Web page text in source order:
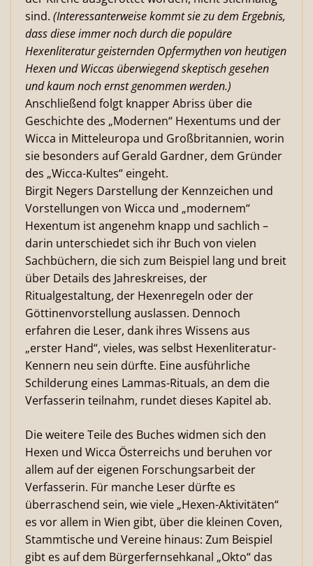
sind. (Interessanterweise kommt sie zu dem Ergebnis,
dass diese immer noch durch die populäre
Hexenliteratur geisternden Opfermythen von heutigen
Hexen und Wiccas überwiegend skeptisch gesehen
und kaum noch ernst genommen werden.)
Anschließend folgt knapper Abriss über die
Geschichte des „Modernen“ Hexentums und der
Wicca in Mitteleuropa und Großbritannien, worin
sie besonders auf Gerald Gardner, dem Gründer
des „Wicca-Kultes“ eingeht.
Birgit Negers Darstellung der Kennzeichen und
Vorstellungen von Wicca und „modernem“
Hexentum ist angenehm knapp und sachlich –
darin unterschiedet sich ihr Buch von vielen
Sachbüchern, die sich zum Beispiel lang und breit
über Details des Jahreskreises, der
Ritualgestaltung, der Hexenregeln oder der
Göttinenvorstellung auslassen. Dennoch
erfahren die Leser, dank ihres Wissens aus
„erster Hand“, vieles, was selbst Hexenliteratur-
Kennern neu sein dürfte. Eine ausführliche
Schilderung eines Lammas-Rituals, an dem die
Verfasserin teilnahm, rundet dieses Kapitel ab.
Die weitere Teile des Buches widmen sich den
Hexen und Wicca Österreichs und beruhen vor
allem auf der eigenen Forschungsarbeit der
Verfasserin. Für manche Leser dürfte es
überraschend sein, wie viele „Hexen-Aktivitäten“
es vor allem in Wien gibt, über die kleinen Coven,
Stammtische und Vereine hinaus: Zum Beispiel
gibt es auf dem Bürgerfernsehkanal „Okto“ das